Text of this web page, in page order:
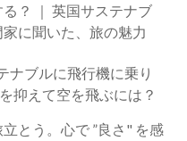
テナブ
に聞いた、旅の魅力
ナブルに飛行機に乗り
抑えて空を飛ぶには？
とう。心で ”良さ" を感